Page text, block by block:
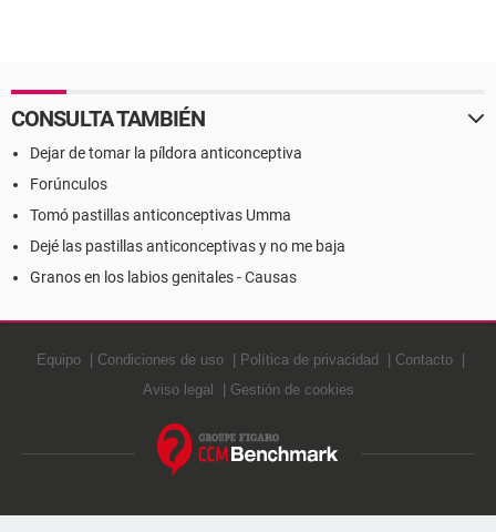
CONSULTA TAMBIÉN
Dejar de tomar la píldora anticonceptiva
Forúnculos
Tomó pastillas anticonceptivas Umma
Dejé las pastillas anticonceptivas y no me baja
Granos en los labios genitales - Causas
Equipo Condiciones de uso Política de privacidad
Contacto
Aviso legal
Gestión de cookies